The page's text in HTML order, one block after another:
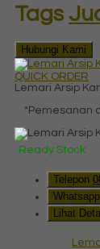
Tags
Hubungi Kami
QUICK ORDER
Lemari Arsip
*Pemesanan
Ready Stock
Telepon
Whatsapp
Lihat